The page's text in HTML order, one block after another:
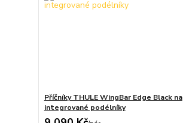
Příčníky THULE WingBar Edge Black na
integrované podélníky